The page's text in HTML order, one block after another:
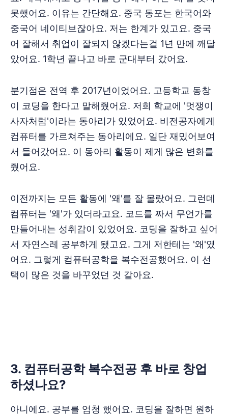
못했어요. 이유는 간단해요. 중국 동포는 한국어와
중국어 네이티브잖아요. 저는 한계가 있고요. 중국
어 잘해서 취업이 잘되지 않겠다는걸 1년 만에 깨달
았어요. 1학년 끝나고 바로 군대부터 갔어요.
분기점은 전역 후 2017년이었어요. 고등학교 동창
이 코딩을 한다고 말해줬어요. 저희 학교에 '멋쟁이
사자처럼'이라는 동아리가 있었어요. 비전공자에게
컴퓨터를 가르쳐주는 동아리에요. 일단 재밌어보여
서 들어갔어요. 이 동아리 활동이 제게 많은 변화를
줬어요.
이전까지는 모든 활동에 '왜'를 잘 몰랐어요. 그런데
컴퓨터는 '왜'가 있더라고요. 코드를 짜서 무언가를
만들어내는 성취감이 있었어요. 코딩을 잘하고 싶어
서 자연스레 공부하게 됐고요. 그게 저한테는 '왜'였
어요. 그렇게 컴퓨터공학을 복수전공했어요. 이 선
택이 많은 것을 바꾸었던 것 같아요.
‌‌‌‌‌‌3. 컴퓨터공학 복수전공 후 바로 창업
하셨나요?
아니에요. 공부를 엄청 했어요. 코딩을 잘하면 원하